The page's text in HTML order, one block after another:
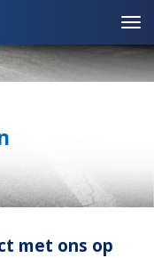
met ons op